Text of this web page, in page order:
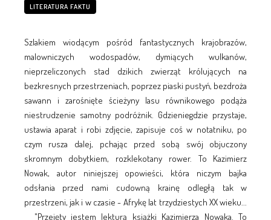
LITERATURA FAKTU
Szlakiem wiodącym pośród fantastycznych krajobrazów,
malowniczych wodospadów, dymiących wulkanów,
nieprzeliczonych stad dzikich zwierząt królujących na
bezkresnych przestrzeniach, poprzez piaski pustyń, bezdroża
sawann i zarośnięte ścieżyny lasu równikowego podąża
niestrudzenie samotny podróżnik. Gdzieniegdzie przystaje,
ustawia aparat i robi zdjęcie, zapisuje coś w notatniku, po
czym rusza dalej, pchając przed sobą swój objuczony
skromnym dobytkiem, rozklekotany rower. To Kazimierz
Nowak, autor niniejszej opowieści, która niczym bajka
odsłania przed nami cudowną krainę odległą tak w
przestrzeni, jak i w czasie - Afrykę lat trzydziestych XX wieku...
"Przejęty jestem lekturą książki Kazimierza Nowaka. To